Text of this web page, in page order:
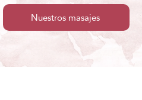
Nuestros masajes